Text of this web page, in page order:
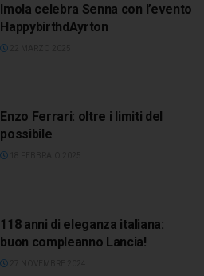
Imola celebra Senna con l’evento
HappybirthdAyrton
Enzo Ferrari: oltre i limiti del
possibile
118 anni di eleganza italiana:
buon compleanno Lancia!